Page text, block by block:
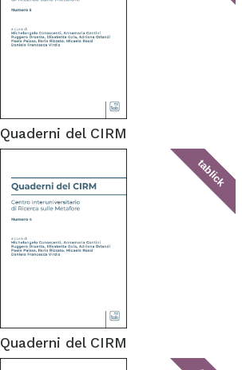
Quaderni del CIRM
tablick
Quaderni del CIRM